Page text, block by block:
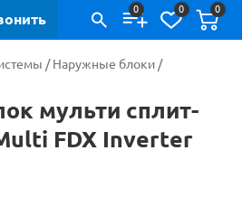
0 0 0
/Наружные блоки /
мульти сплит-
FDX Inverter